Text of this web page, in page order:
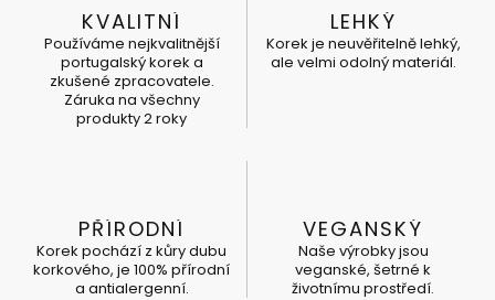
KVALITNÍ
Používáme nejkvalitnější
portugalský korek a
zkušené zpracovatele.
Záruka na všechny
produkty 2 roky
LEHKÝ
Korek je neuvěřitelně lehký,
ale velmi odolný materiál.
PŘÍRODNÍ
Korek pochází z kůry dubu
korkového, je 100% přírodní
a antialergenní.
VEGANSKÝ
Naše výrobky jsou
veganské, šetrné k
životnímu prostředí.